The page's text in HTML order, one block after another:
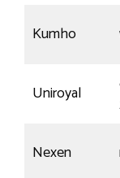
Kumho
Uniroyal
Nexen